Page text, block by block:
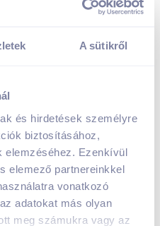
A sütikről
és hirdetések személyre
biztosításához,
elemzéséhez. Ezenkívül
elemező partnereinkkel
vonatkozó
adatokat más olyan
meg számukra vagy az
UHT kávés tejital 250
1 596
= 24 db
kosárba